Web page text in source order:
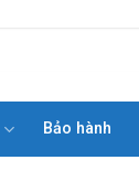
Bảo hành